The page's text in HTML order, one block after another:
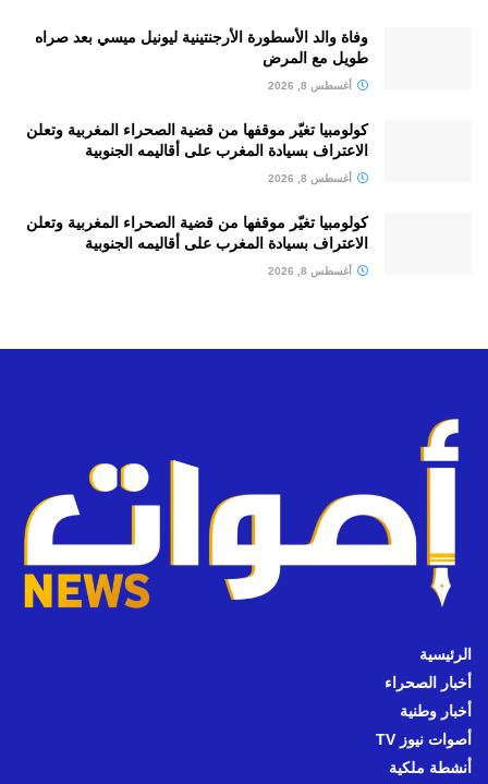
وفاة والد الأسطورة الأرجنتينية ليونيل ميسي بعد صراه
طويل مع المرض
أغسطس 8, 2026
كولومبيا تغيّر موقفها من قضية الصحراء المغربية وتعلن
الاعتراف بسيادة المغرب على أقاليمه الجنوبية
أغسطس 8, 2026
كولومبيا تغيّر موقفها من قضية الصحراء المغربية وتعلن
الاعتراف بسيادة المغرب على أقاليمه الجنوبية
أغسطس 8, 2026
الرئيسية
أخبار الصحراء
أخبار وطنية
أصوات نيوز TV
أنشطة ملكية